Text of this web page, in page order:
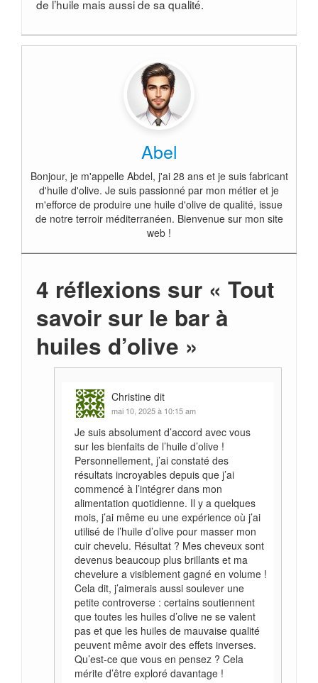
de l’huile mais aussi de sa qualité.
Abel
Bonjour, je m'appelle Abdel, j'ai 28 ans et je suis fabricant
d'huile d'olive. Je suis passionné par mon métier et je
m'efforce de produire une huile d'olive de qualité, issue
de notre terroir méditerranéen. Bienvenue sur mon site
web !
4 réflexions sur « Tout
savoir sur le bar à
huiles d’olive »
Christine dit
mai 10, 2025 à 10:15 am
Je suis absolument d’accord avec vous
sur les bienfaits de l’huile d’olive !
Personnellement, j’ai constaté des
résultats incroyables depuis que j’ai
commencé à l’intégrer dans mon
alimentation quotidienne. Il y a quelques
mois, j’ai même eu une expérience où j’ai
utilisé de l’huile d’olive pour masser mon
cuir chevelu. Résultat ? Mes cheveux sont
devenus beaucoup plus brillants et ma
chevelure a visiblement gagné en volume !
Cela dit, j’aimerais aussi soulever une
petite controverse : certains soutiennent
que toutes les huiles d’olive ne se valent
pas et que les huiles de mauvaise qualité
peuvent même avoir des effets inverses.
Qu’est-ce que vous en pensez ? Cela
mérite d’être exploré davantage !